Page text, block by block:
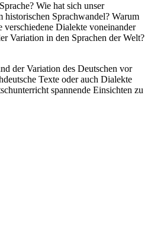
Wie hat sich unser
historischen Sprachwandel? Warum
verschiedene Dialekte voneinander
Variation in den Sprachen der Welt?
der Variation des Deutschen vor
Texte oder auch Dialekte
spannende Einsichten zu